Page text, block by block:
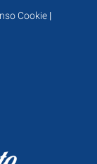
Cookie |